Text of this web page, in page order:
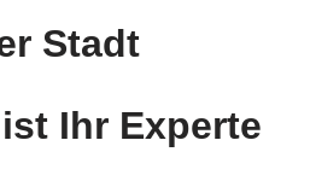
Stadt
Ihr Experte